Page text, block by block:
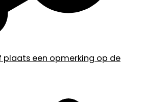
plaats een opmerking op de